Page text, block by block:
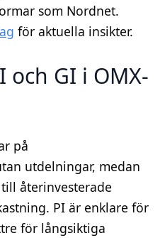
som Nordnet.
för aktuella insikter.
och GI i OMX-
på
utdelningar, medan
återinvesterade
PI är enklare för
för långsiktiga